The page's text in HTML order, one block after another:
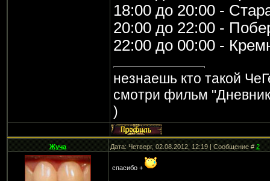
18:00 до 20:00 -
20:00 до 22:00 -
22:00 до 00:00 -
незнаешь кто такой
смотри фильм
)
Жуча Дата: Четверг, 02.08.2012, 12:19 | Сообщение #2
спасибо +